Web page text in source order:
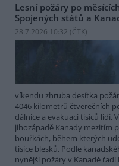
Lesní požáry po
Spojených států a
28.7.2026 10:32 (ČTK)
víkendu zhruba desítka
4046 kilometrů čtverečních
dálnice a evakuaci tisíců lidí.
jihozápadě Kanady mezitím
bouřkách, během kterých
tisíce blesků. Podle
nynější požáry v Kanadě